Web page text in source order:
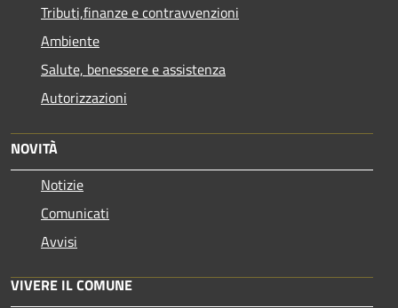
Tributi,finanze e contravvenzioni
Ambiente
Salute, benessere e assistenza
Autorizzazioni
NOVITÀ
Notizie
Comunicati
Avvisi
VIVERE IL COMUNE